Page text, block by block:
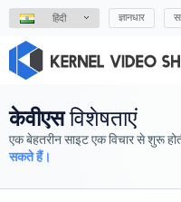
हिंदी ज्ञानधार
केवीएसविशेषताएं
एक बेहतरीन साइट एक विचार से शुरू
सकते हैं।